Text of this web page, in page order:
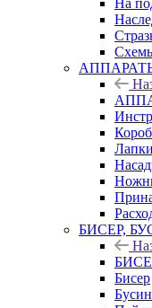
На
Лапки
БИСЕР,
Бисер